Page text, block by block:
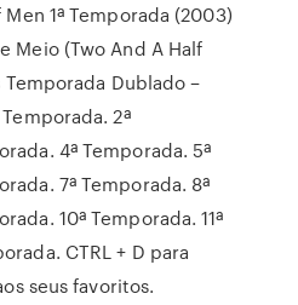
1ª Temporada (2003)
Meio (Two And A Half
Temporada Dublado –
2ª
4ª Temporada. 5ª
7ª Temporada. 8ª
10ª Temporada. 11ª
CTRL + D para
seus favoritos.